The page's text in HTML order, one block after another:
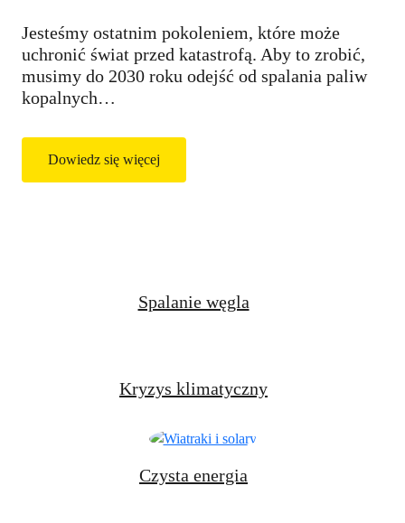
Jesteśmy ostatnim pokoleniem, które może
uchronić świat przed katastrofą. Aby to zrobić,
musimy do 2030 roku odejść od spalania paliw
kopalnych…
Dowiedz się więcej
Spalanie węgla
Kryzys klimatyczny
Czysta energia